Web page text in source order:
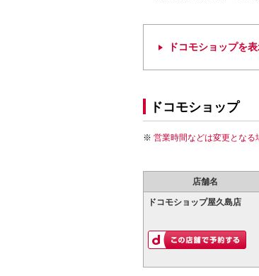
ドコモショップを
ドコモショップ
営業時間などは変更となる
店舗名
ドコモショップ屋久島店